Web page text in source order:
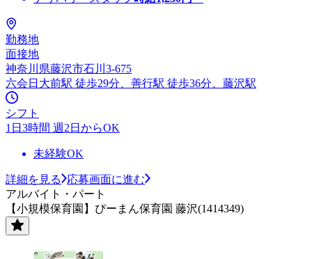
勤務地
面接地
神奈川県藤沢市石川3-675
六会日大前駅 徒歩29分、善行駅 徒歩36分、藤沢駅
シフト
1日3時間 週2日からOK
未経験OK
詳細を見る
応募画面に進む
アルバイト・パート
【小規模保育園】ぴーまん保育園 藤沢(1414349)